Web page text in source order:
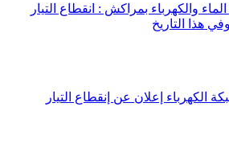
والكهرباء بمراكش : انقطاع التيار
هذا التاريخ
الكهرباء إعلان عن إنقطاع التيار